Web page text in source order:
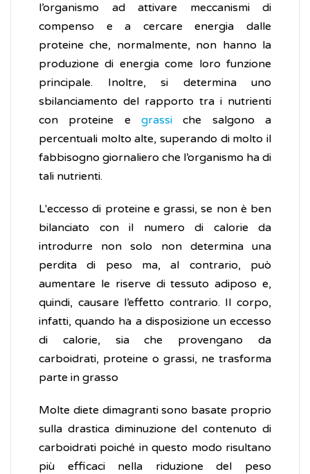
l’organismo ad attivare meccanismi di
compenso e a cercare energia dalle
proteine che, normalmente, non hanno la
produzione di energia come loro funzione
principale. Inoltre, si determina uno
sbilanciamento del rapporto tra i nutrienti
con proteine e grassi che salgono a
percentuali molto alte, superando di molto il
fabbisogno giornaliero che l’organismo ha di
tali nutrienti.
L'eccesso di proteine e grassi, se non è ben
bilanciato con il numero di calorie da
introdurre non solo non determina una
perdita di peso ma, al contrario, può
aumentare le riserve di tessuto adiposo e,
quindi, causare l’effetto contrario. Il corpo,
infatti, quando ha a disposizione un eccesso
di calorie, sia che provengano da
carboidrati, proteine o grassi, ne trasforma
parte in grasso
Molte diete dimagranti sono basate proprio
sulla drastica diminuzione del contenuto di
carboidrati poiché in questo modo risultano
più efficaci nella riduzione del peso